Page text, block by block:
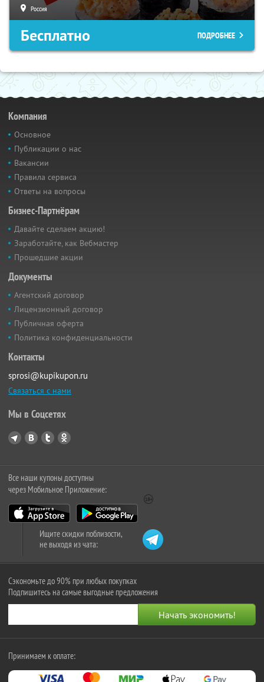
Россия
Бесплатно ПОДРОБНЕЕ
Компания
Основное
Публикации о нас
Вакансии
Правила сервиса
Ответы на вопросы
Бизнес-Партнёрам
Давайте сделаем акцию!
Заработайте, как Вебмастер
Прошедшие акции
Документы
Агентский договор
Лицензионный договор
Публичная оферта
Политика конфиденциальности
Контакты
sprosi@kupikupon.ru
Связаться с нами
Мы в Соцсетях
Все наши купоны доступны
через Мобильное Приложение:
Ищите скидки поблизости,
не выходя из чата:
Сэкономьте до 90% при любых покупках
Подпишитесь на самые выгодные предложения
Принимаем к оплате: